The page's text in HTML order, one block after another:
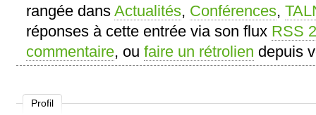
rangée dans Actualités, Conférences,
réponses à cette entrée via son flux RSS
commentaire, ou faire un rétrolien depuis
Profil